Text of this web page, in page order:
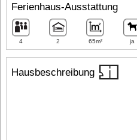
Hausbeschreibung
Ferienhaus-Ausstattung
4 2 65m² ja